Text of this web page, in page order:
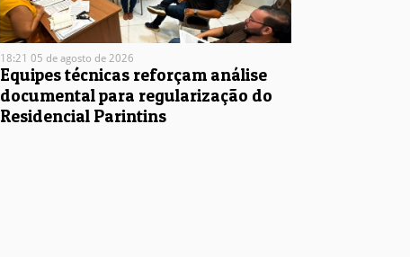
18:21 05 de agosto de 2026
Equipes técnicas reforçam análise
documental para regularização do
Residencial Parintins